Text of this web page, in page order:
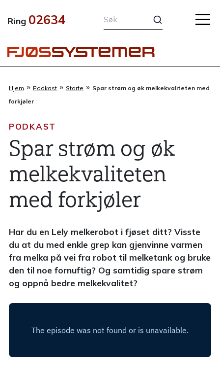
rett
innholdet
Ring 02634
Hjem » Podkast » Storfe » Spar strøm og øk melkekvaliteten med
forkjøler
PODKAST
Spar strøm og øk
melkekvaliteten
med forkjøler
Har du en Lely melkerobot i fjøset ditt? Visste
du at du med enkle grep kan gjenvinne varmen
fra melka på vei fra robot til melketank og bruke
den til noe fornuftig? Og samtidig spare strøm
og oppnå bedre melkekvalitet?